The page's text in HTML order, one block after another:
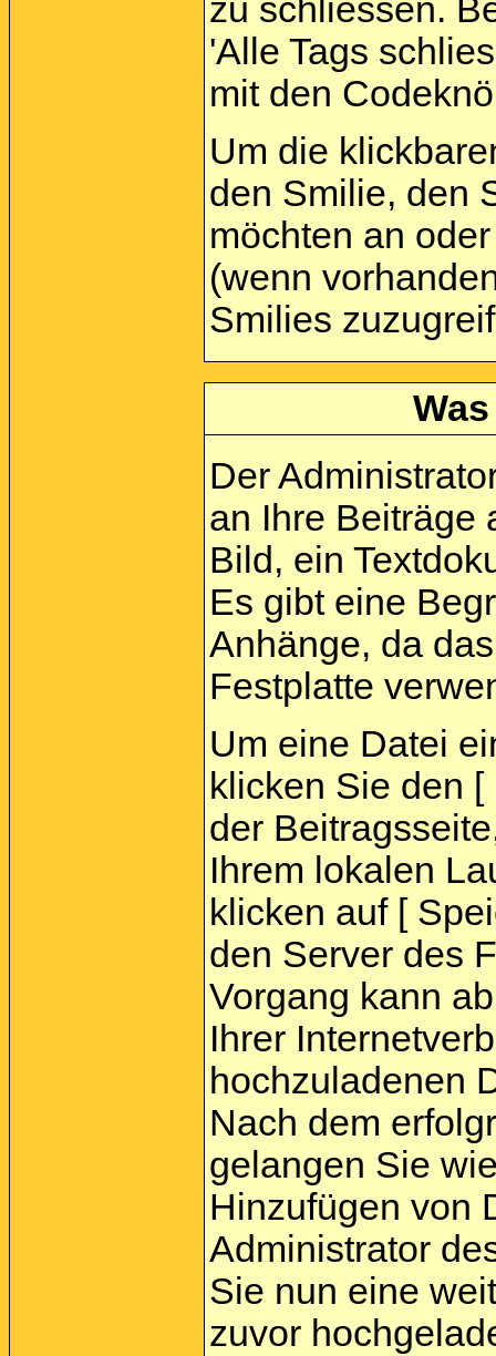
zu schliessen.
'Alle Tags
mit den
Um die
den Smilie, den
möchten an
(wenn
Smilies
Der
an Ihre Beiträge
Bild, ein
Es gibt eine
Anhänge, da
Festplatte
Um eine Datei
klicken Sie den
der
Ihrem lokalen
klicken auf [
den Server des
Vorgang kann
Ihrer
hochzuladenen
Nach dem
gelangen Sie
Hinzufügen von
Administrator
Sie nun eine
zuvor